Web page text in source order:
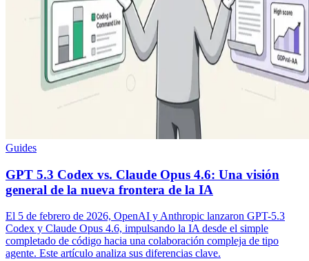
Guides
GPT 5.3 Codex vs. Claude Opus 4.6: Una visión
general de la nueva frontera de la IA
El 5 de febrero de 2026, OpenAI y Anthropic lanzaron GPT-5.3
Codex y Claude Opus 4.6, impulsando la IA desde el simple
completado de código hacia una colaboración compleja de tipo
agente. Este artículo analiza sus diferencias clave.